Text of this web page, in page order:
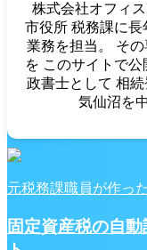
株式会社オフィ
市役所 税務課に
業務を担当。 そ
を このサイトで
政書士として 相
気仙沼を
元税務課職員が作っ
固定資産税の自
不動産取得税
員作成の新築
ト】
2023/2/7 不動
地・中古家屋
1 2
Post
Hatena
LINE